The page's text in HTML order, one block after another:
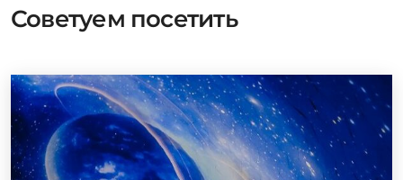
Советуем посетить